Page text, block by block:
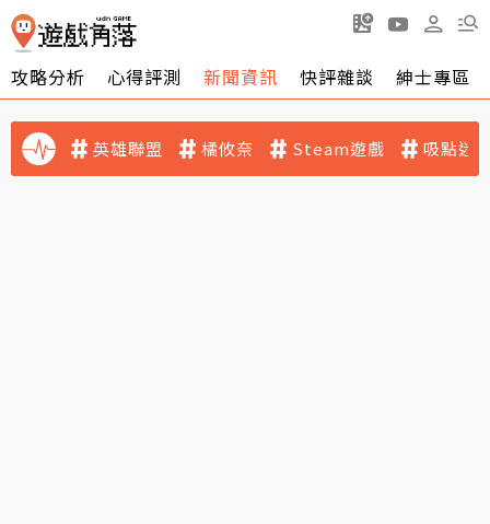
攻略分析 心得評測 新聞資訊 快評雜談 紳士專區
英雄聯盟 橘攸奈 Steam遊戲 吸點迷